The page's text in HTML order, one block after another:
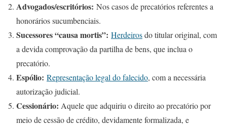
Advogados/escritórios: Nos casos de precatórios referentes a
honorários sucumbenciais.
Sucessores “causa mortis”: Herdeirosdo titular original, com
a devida comprovação da partilha de bens, que inclua o
precatório.
Espólio: Representação legal do falecido, com a necessária
autorização judicial.
Cessionário: Aquele que adquiriu o direito ao precatório por
meio de cessão de crédito, devidamente formalizada, e